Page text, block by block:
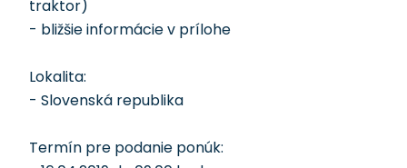
traktor)
- bližšie informácie v prílohe
Lokalita:
- Slovenská republika
Termín pre podanie ponúk: